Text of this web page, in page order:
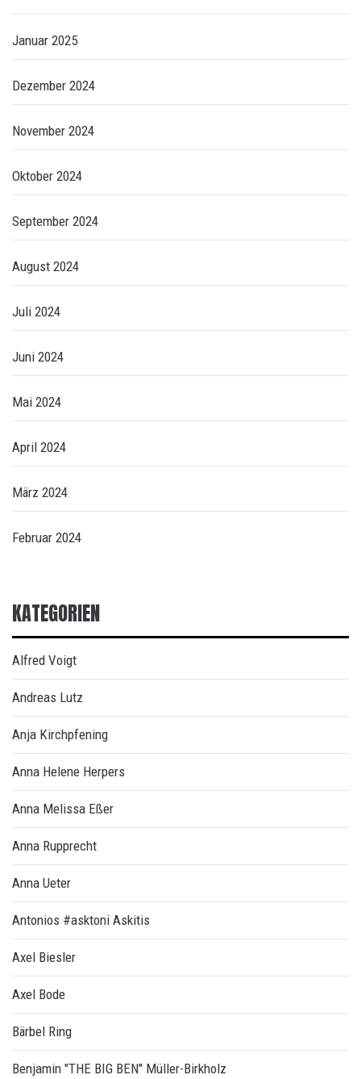
Januar 2025
Dezember 2024
November 2024
Oktober 2024
September 2024
August 2024
Juli 2024
Juni 2024
Mai 2024
April 2024
März 2024
Februar 2024
KATEGORIEN
Alfred Voigt
Andreas Lutz
Anja Kirchpfening
Anna Helene Herpers
Anna Melissa Eßer
Anna Rupprecht
Anna Ueter
Antonios #asktoni Askitis
Axel Biesler
Axel Bode
Bärbel Ring
Benjamin "THE BIG BEN" Müller-Birkholz